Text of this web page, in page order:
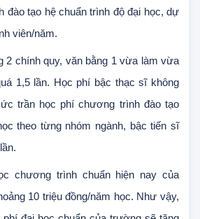
chất lượng cao gấp 3 lần mức trần
đào tạo hệ chuẩn trình độ đại học, dự
viên/năm.
2 chính quy, văn bằng 1 vừa làm vừa
1,5 lần. Học phí bậc thạc sĩ không
trần học phí chương trình đào tạo
theo từng nhóm ngành, bậc tiến sĩ
chương trình chuẩn hiện nay của